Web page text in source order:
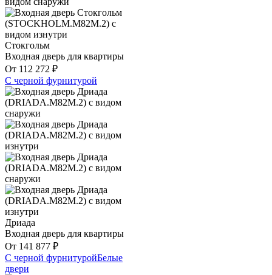
Стокгольм
Входная дверь для квартиры
От 112 272 ₽
С черной фурнитурой
Дриада
Входная дверь для квартиры
От 141 877 ₽
С черной фурнитуройБелые
двери